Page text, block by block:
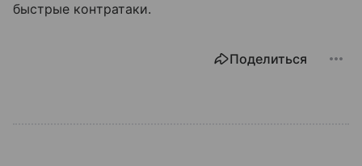
быстрые контратаки.
Поделиться